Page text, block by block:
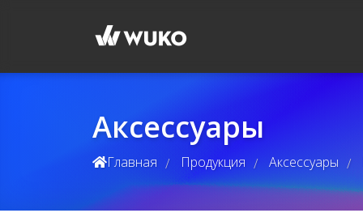
Аксессуары
Главная / Продукция / Аксессуары /